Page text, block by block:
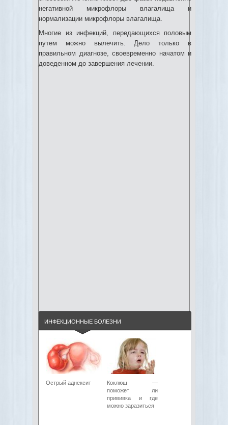
негативной микрофлоры влагалища и
нормализации микрофлоры влагалища.
Многие из инфекций, передающихся половым
путем можно вылечить. Дело только в
правильном диагнозе, своевременно начатом и
доведенном до завершения лечении.
ИНФЕКЦИОННЫЕ БОЛЕЗНИ
Острый аднексит
Коклюш —
поможет ли
прививка и где
можно заразиться